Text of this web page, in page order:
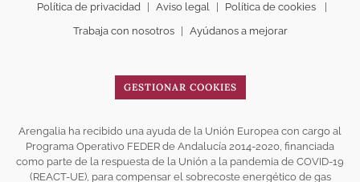
Política de privacidad Aviso legal Política de cookies
Trabaja con nosotros
Ayúdanos a mejorar
GESTIONAR COOKIES
Arengalia ha recibido una ayuda de la Unión Europea con cargo al
Programa Operativo FEDER de Andalucía 2014-2020, financiada
como parte de la respuesta de la Unión a la pandemia de COVID-19
(REACT-UE), para compensar el sobrecoste energético de gas